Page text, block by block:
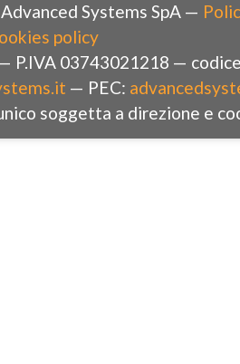
Systems SpA —
policy
P.IVA 03743021218 —
— PEC:
soggetta a direzione e